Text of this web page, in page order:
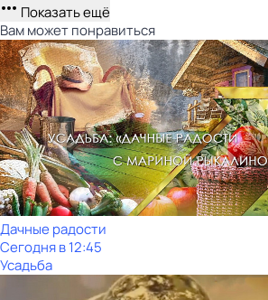
Показать ещё
Вам может понравиться
Дачные радости
Сегодня в 12:45
Усадьба